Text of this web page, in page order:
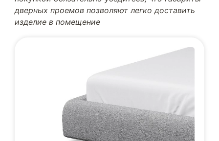
дверных проемов позволяют легко доставить
изделие в помещение